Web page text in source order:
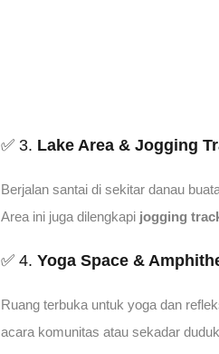
✅ 3. Lake Area & Jogging
Berjalan santai di sekitar danau
Area ini juga dilengkapi jogging
✅ 4. Yoga Space &
Ruang terbuka untuk yoga dan
acara komunitas atau sekadar